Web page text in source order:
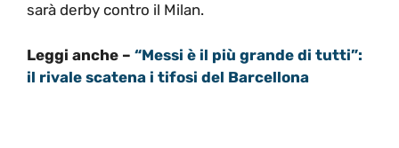
sarà derby contro il Milan.
Leggi anche – “Messi è il più grande di tutti”:
il rivale scatena i tifosi del Barcellona